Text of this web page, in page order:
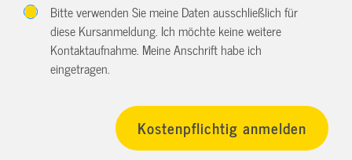
Bitte verwenden Sie meine Daten ausschließlich für
diese Kursanmeldung. Ich möchte keine weitere
Kontaktaufnahme. Meine Anschrift habe ich
eingetragen.